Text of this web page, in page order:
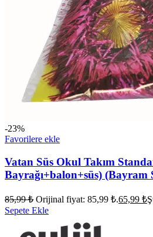
-23%
Favorilere ekle
Vatan Süs Okul Takım
Bayrağı+balon+süs) (Bayram
85,99₺ Orijinal fiyat: 85,99 ₺.65,99 ₺
Sepete Ekle